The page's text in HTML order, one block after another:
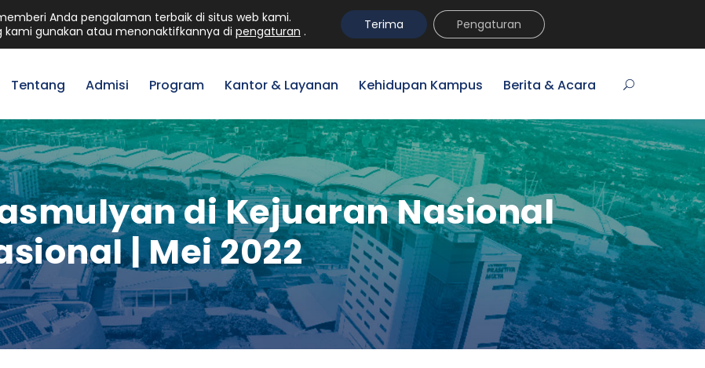
Mahasiswa Alumni VR Kampus Tur MyPrasmul
Tentang Admisi Program Kantor & Layanan Kehidupan Kampus Berita & Acara
di Kejuaran Nasional
| Mei 2022
Anda pengalaman terbaik di situs web kami.
gunakan atau menonaktifkannya di pengaturan . Terima Pengaturan